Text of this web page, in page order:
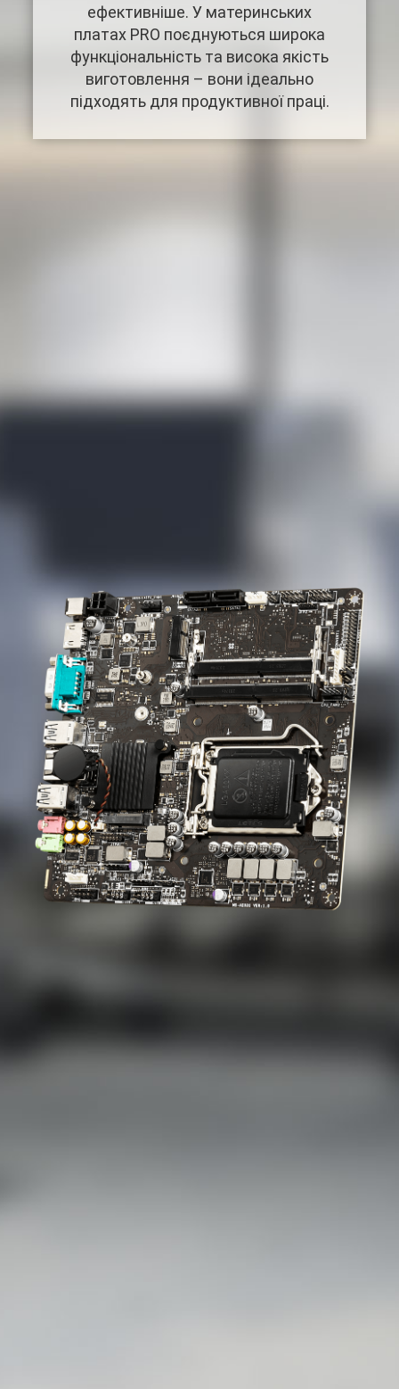
ефективніше. У материнських
платах PRO поєднуються широка
функціональність та висока якість
виготовлення – вони ідеально
підходять для продуктивної праці.